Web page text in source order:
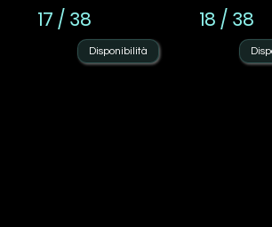
17 / 38
Disponibilità
18 / 38